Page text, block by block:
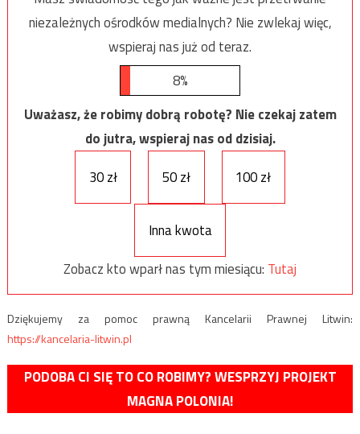
niezależnych ośrodków medialnych? Nie zwlekaj więc,
wspieraj nas już od teraz.
8%
Uważasz, że robimy dobrą robotę? Nie czekaj zatem
do jutra, wspieraj nas od dzisiaj.
30 zł
50 zł 100 zł
Inna kwota
Zobacz kto wparł nas tym miesiącu: Tutaj
Dziękujemy za pomoc prawną Kancelarii Prawnej Litwin:
https://kancelaria-litwin.pl
PODOBA CI SIĘ TO CO ROBIMY? WESPRZYJ PROJEKT
MAGNA POLONIA!